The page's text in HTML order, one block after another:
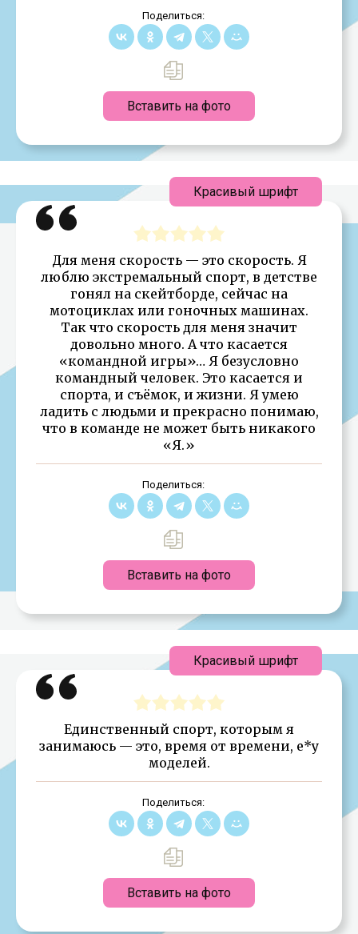
Поделиться:
Вставить на фото
Для меня скорость — это скорость. Я
люблю экстремальный спорт, в детстве
гонял на скейтборде, сейчас на
мотоциклах или гоночных машинах.
Так что скорость для меня значит
довольно много. А что касается
«командной игры»… Я безусловно
командный человек. Это касается и
спорта, и съёмок, и жизни. Я умею
ладить с людьми и прекрасно понимаю,
что в команде не может быть никакого
«Я.»
Поделиться:
Вставить на фото
Красивый шрифт
Единственный спорт, которым я
занимаюсь — это, время от времени, е*у
моделей.
Поделиться:
Вставить на фото
Красивый шрифт